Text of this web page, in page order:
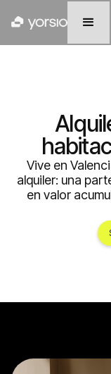
Vive en
alquiler: una
en valor